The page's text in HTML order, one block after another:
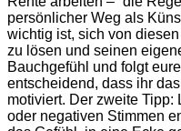
persönlicher Weg als
wichtig ist, sich von
zu lösen und seinen
Bauchgefühl und folgt
entscheidend, dass ihr
motiviert. Der zweite Tipp:
oder negativen Stimmen